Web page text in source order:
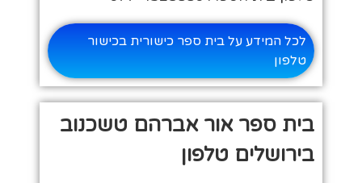
לכל המידע על בית ספר כישורית בכישור
טלפון
בית ספר אור אברהם טשכנוב
בירושלים טלפון